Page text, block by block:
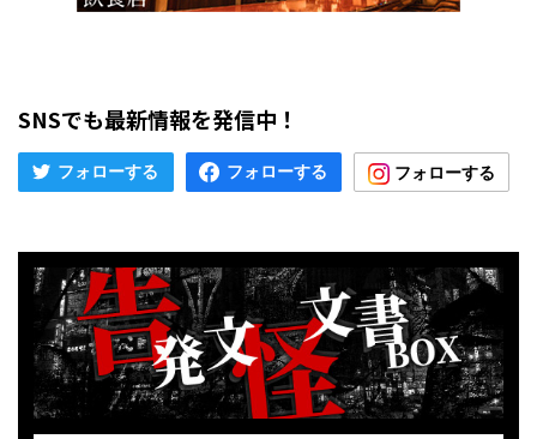
SNSでも最新情報を発信中！